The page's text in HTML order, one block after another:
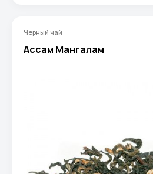
Черный чай
Ассам Мангалам